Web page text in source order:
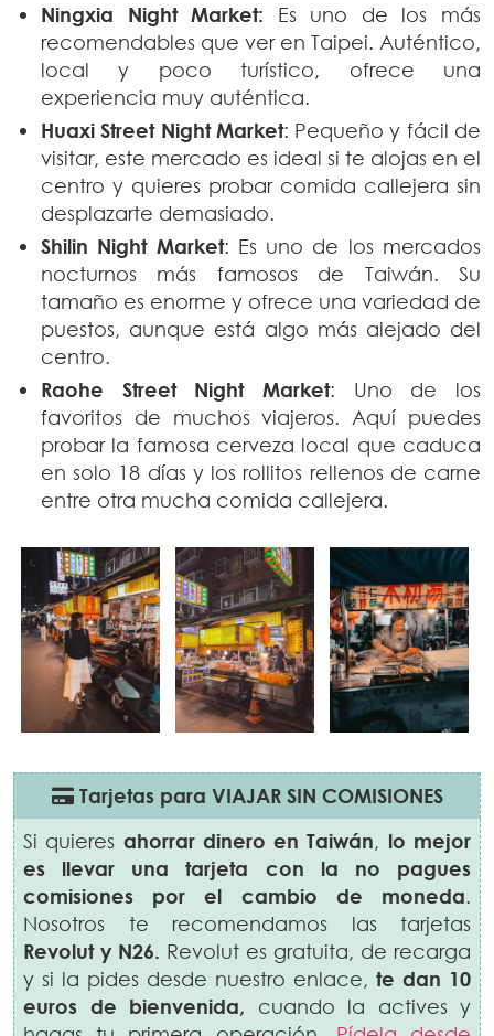
Ningxia Night Market: Es uno de los más
recomendables que ver en Taipei. Auténtico,
local y poco turístico, ofrece una
experiencia muy auténtica.
Huaxi Street Night Market: Pequeño y fácil de
visitar, este mercado es ideal si te alojas en el
centro y quieres probar comida callejera sin
desplazarte demasiado.
Shilin Night Market: Es uno de los mercados
nocturnos más famosos de Taiwán. Su
tamaño es enorme y ofrece una variedad de
puestos, aunque está algo más alejado del
centro.
Raohe Street Night Market: Uno de los
favoritos de muchos viajeros. Aquí puedes
probar la famosa cerveza local que caduca
en solo 18 días y los rollitos rellenos de carne
entre otra mucha comida callejera.
Tarjetas para VIAJAR SIN COMISIONES
Si quieres ahorrar dinero enTaiwán, lo mejor
es llevar una tarjeta con la no pagues
comisiones por el cambio de moneda.
Nosotros te recomendamos las tarjetas
Revolut y N26. Revolut es gratuita, de recarga
y si la pides desde nuestro enlace, te dan 10
euros de bienvenida, cuando la actives y